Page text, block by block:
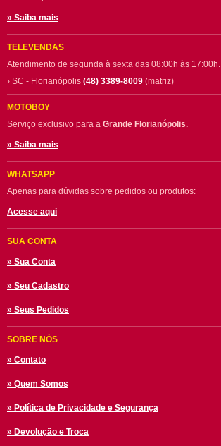
» Saiba mais
TELEVENDAS
Atendimento de segunda à sexta das 08:00h às 17:00h.
› SC - Florianópolis (48) 3389-8009 (matriz)
MOTOBOY
Serviço exclusivo para a Grande Florianópolis.
» Saiba mais
WHATSAPP
Apenas para dúvidas sobre pedidos ou produtos:
Acesse aqui
SUA CONTA
» Sua Conta
» Seu Cadastro
» Seus Pedidos
SOBRE NÓS
» Contato
» Quem Somos
» Política de Privacidade e Segurança
» Devolução e Troca